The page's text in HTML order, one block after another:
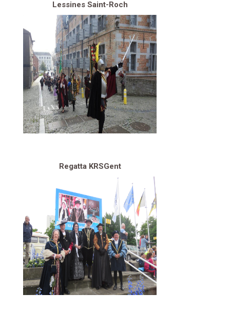
Lessines Saint-Roch
Regatta KRSGent